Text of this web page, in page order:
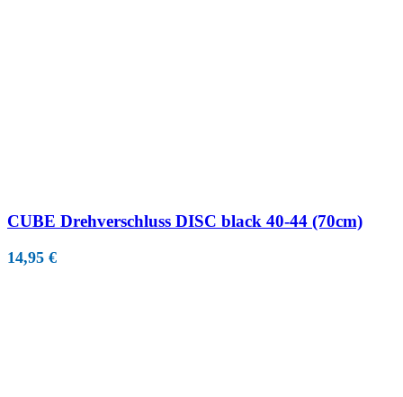
CUBE Drehverschluss DISC black 40-44 (70cm)
14,95 €